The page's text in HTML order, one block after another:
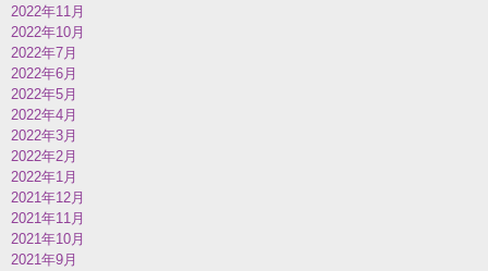
2022年11月
2022年10月
2022年7月
2022年6月
2022年5月
2022年4月
2022年3月
2022年2月
2022年1月
2021年12月
2021年11月
2021年10月
2021年9月